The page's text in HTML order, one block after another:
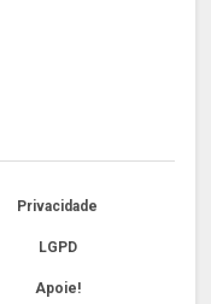
Privacidade
LGPD
Apoie!